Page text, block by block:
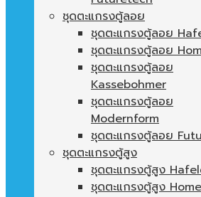
ชุดตะแกรงตู้ลอย
ชุดตะแกรงตู้ลอย
ชุดตะแกรงตู้ลอย
ชุดตะแกรงตู้ลอย
Kassebohmer
ชุดตะแกรงตู้ลอย
Modernform
ชุดตะแกรงตู้ลอย
ชุดตะแกรงตู้สูง
ชุดตะแกรงตู้สูง
ชุดตะแกรงตู้สูง Home